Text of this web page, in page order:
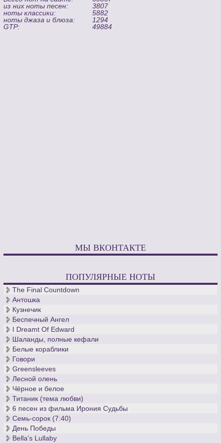
из них ноты песен:
3807
ноты классики:
5882
ноты джаза и блюза:
1294
GTP:
49884
МЫ ВКОНТАКТЕ
ПОПУЛЯРНЫЕ НОТЫ
The Final Countdown
Антошка
Кузнечик
Беспечный Ангел
I Dreamt Of Edward
Шаланды, полные кефали
Белые кораблики
Говори
Greensleeves
Лесной олень
Чёрное и белое
Титаник (тема любви)
6 песен из фильма Ирония Судьбы
Семь-сорок (7:40)
День Победы
Bella's Lullaby